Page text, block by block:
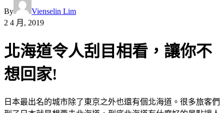
By
Vienselin Lim
2 4 月, 2019
北海道令人刮目相看，讓你不
想回家!
日本最出名的城市除了東京之外也還有個北海道。很多旅客們